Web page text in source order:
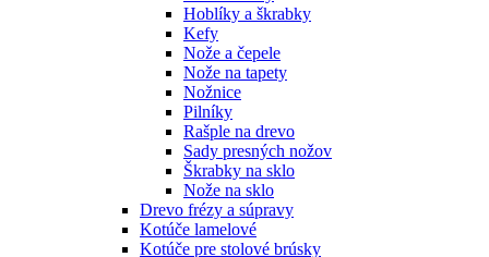
Hoblíky a škrabky
Kefy
Nože a čepele
Nože na tapety
Nožnice
Pilníky
Rašple na drevo
Sady presných nožov
Škrabky na sklo
Nože na sklo
Drevo frézy a súpravy
Kotúče lamelové
Kotúče pre stolové brúsky